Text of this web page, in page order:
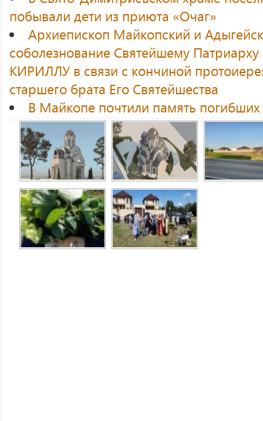
побывали дети из приюта «Очаг»
Архиепископ Майкопский и
соболезнование Святейшему
КИРИЛЛУ в связи с кончиной
старшего брата Его Святейшества
В Майкопе почтили память